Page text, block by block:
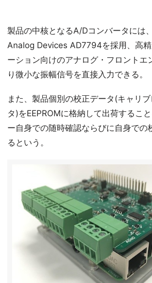
製品の中核となるA/Dコンバータには
Analog Devices AD7794を採用、高
ーション向けのアナログ・フロントエ
り微小な振幅信号を直接入力できる。
また、製品個別の校正データ(キャリ
タ)をEEPROMに格納して出荷するこ
ー自身での随時確認ならびに自身での
るという。